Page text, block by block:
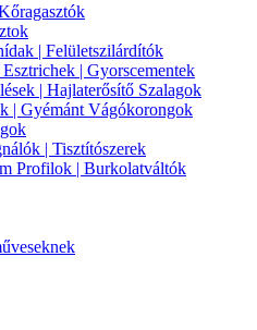
| Felületszilárdítók
| Gyorscementek
| Hajlaterősítő Szalagok
| Gyémánt Vágókorongok
| Tisztítószerek
Profilok | Burkolatváltók